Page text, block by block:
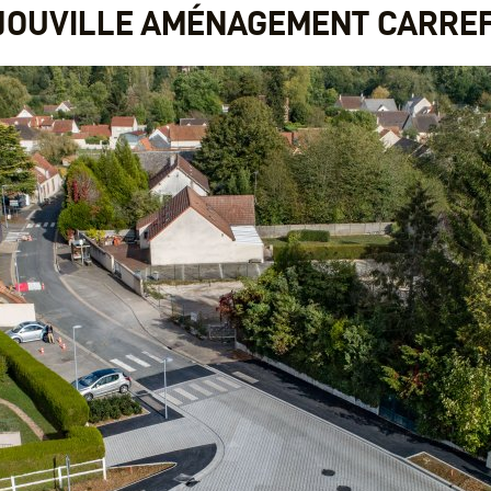
AMÉNAGEMENT